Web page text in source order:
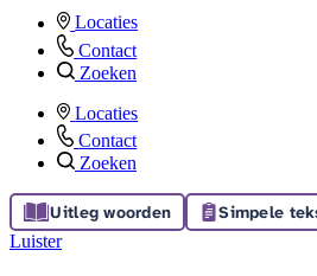
Locaties
Contact
Zoeken
Locaties
Contact
Zoeken
Uitleg woorden Simpele
Luister